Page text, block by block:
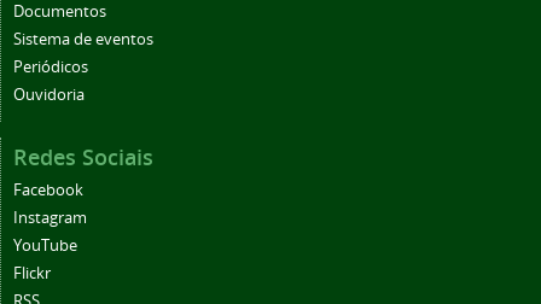
Documentos
Sistema de eventos
Periódicos
Ouvidoria
Redes Sociais
Facebook
Instagram
YouTube
Flickr